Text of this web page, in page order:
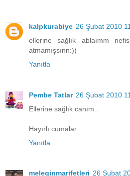
kalpkurabiye 26 Şubat 2010
ellerine sağlık ablaımm
atmamışsınn:))
Yanıtla
Pembe Tatlar 26 Şubat 2010
Ellerine sağlık canım..
Hayırlı cumalar...
Yanıtla
meleginmarifetleri 26 Şubat